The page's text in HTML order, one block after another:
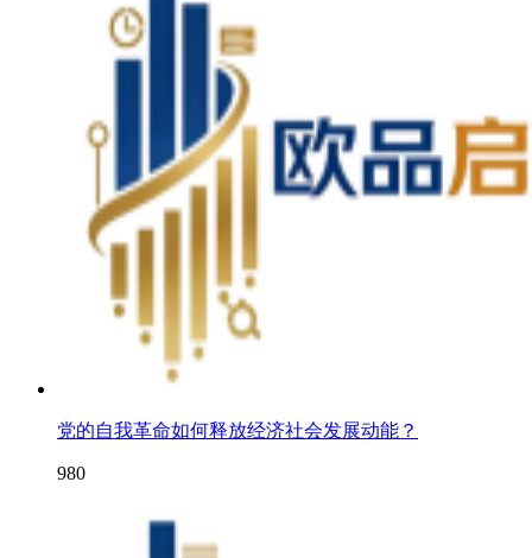
党的自我革命如何释放经济社会发展动能？
980